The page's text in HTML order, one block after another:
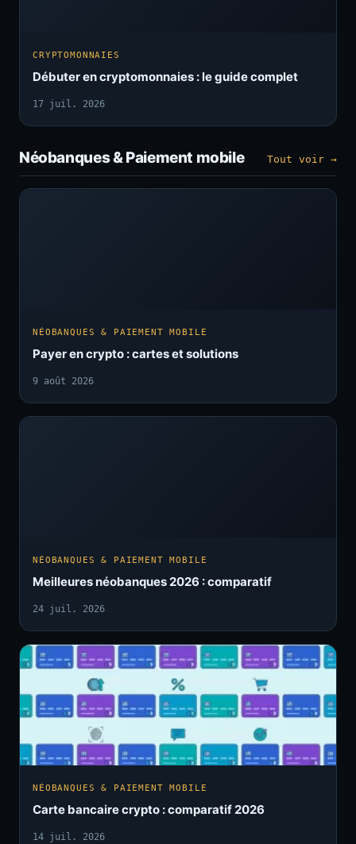
CRYPTOMONNAIES
Débuter en cryptomonnaies : le guide complet
17 juil. 2026
Néobanques & Paiement mobile Tout voir →
NÉOBANQUES & PAIEMENT MOBILE
Payer en crypto : cartes et solutions
9 août 2026
NÉOBANQUES & PAIEMENT MOBILE
Meilleures néobanques 2026 : comparatif
24 juil. 2026
NÉOBANQUES & PAIEMENT MOBILE
Carte bancaire crypto : comparatif 2026
14 juil. 2026